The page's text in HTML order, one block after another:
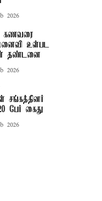
2026
கணவரை
உள்பட
தண்டனை
2026
சங்கத்தினர்
பேர் கைது
2026